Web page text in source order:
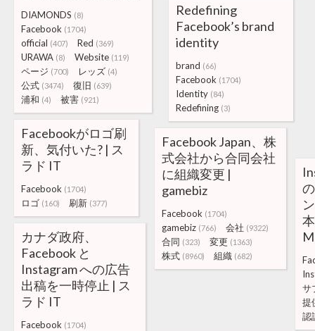
DIAMONDS (8)
Facebook (1704)
official (407) Red (369)
URAWA (8) Website (119)
ページ (700) レッズ (4)
公式 (3474) 復旧 (639)
浦和 (4) 被害 (921)
Redefining
Facebook’s brand
identity
brand (66)
Facebook (1704)
Identity (84)
Redefining (3)
Facebookがロゴ刷
新、気付いた? | ス
ラド IT
Facebook (1704)
ロゴ (160) 刷新 (377)
Facebook Japan、株
式会社から合同会社
に組織変更 |
gamebiz
Facebook (1704)
gamebiz (766) 会社 (9322)
合同 (323) 変更 (1363)
株式 (8960) 組織 (682)
サ
提
認
カナダ政府、
Facebook と
Instagram への広告
出稿を一時停止 | ス
ラド IT
Facebook (1704)